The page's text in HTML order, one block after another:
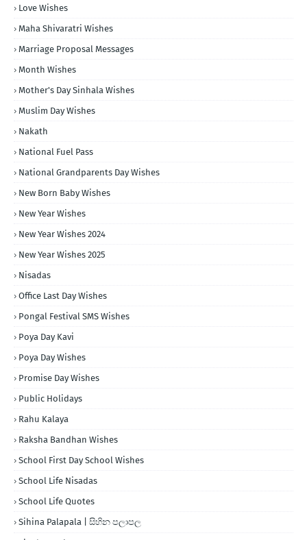
Love Wishes
Maha Shivaratri Wishes
Marriage Proposal Messages
Month Wishes
Mother's Day Sinhala Wishes
Muslim Day Wishes
Nakath
National Fuel Pass
National Grandparents Day Wishes
New Born Baby Wishes
New Year Wishes
New Year Wishes 2024
New Year Wishes 2025
Nisadas
Office Last Day Wishes
Pongal Festival SMS Wishes
Poya Day Kavi
Poya Day Wishes
Promise Day Wishes
Public Holidays
Rahu Kalaya
Raksha Bandhan Wishes
School First Day School Wishes
School Life Nisadas
School Life Quotes
Sihina Palapala | සිහින පලාපල